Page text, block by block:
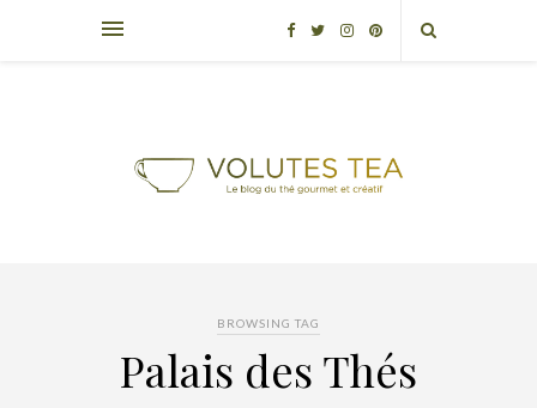
BROWSING TAG
Palais des Thés